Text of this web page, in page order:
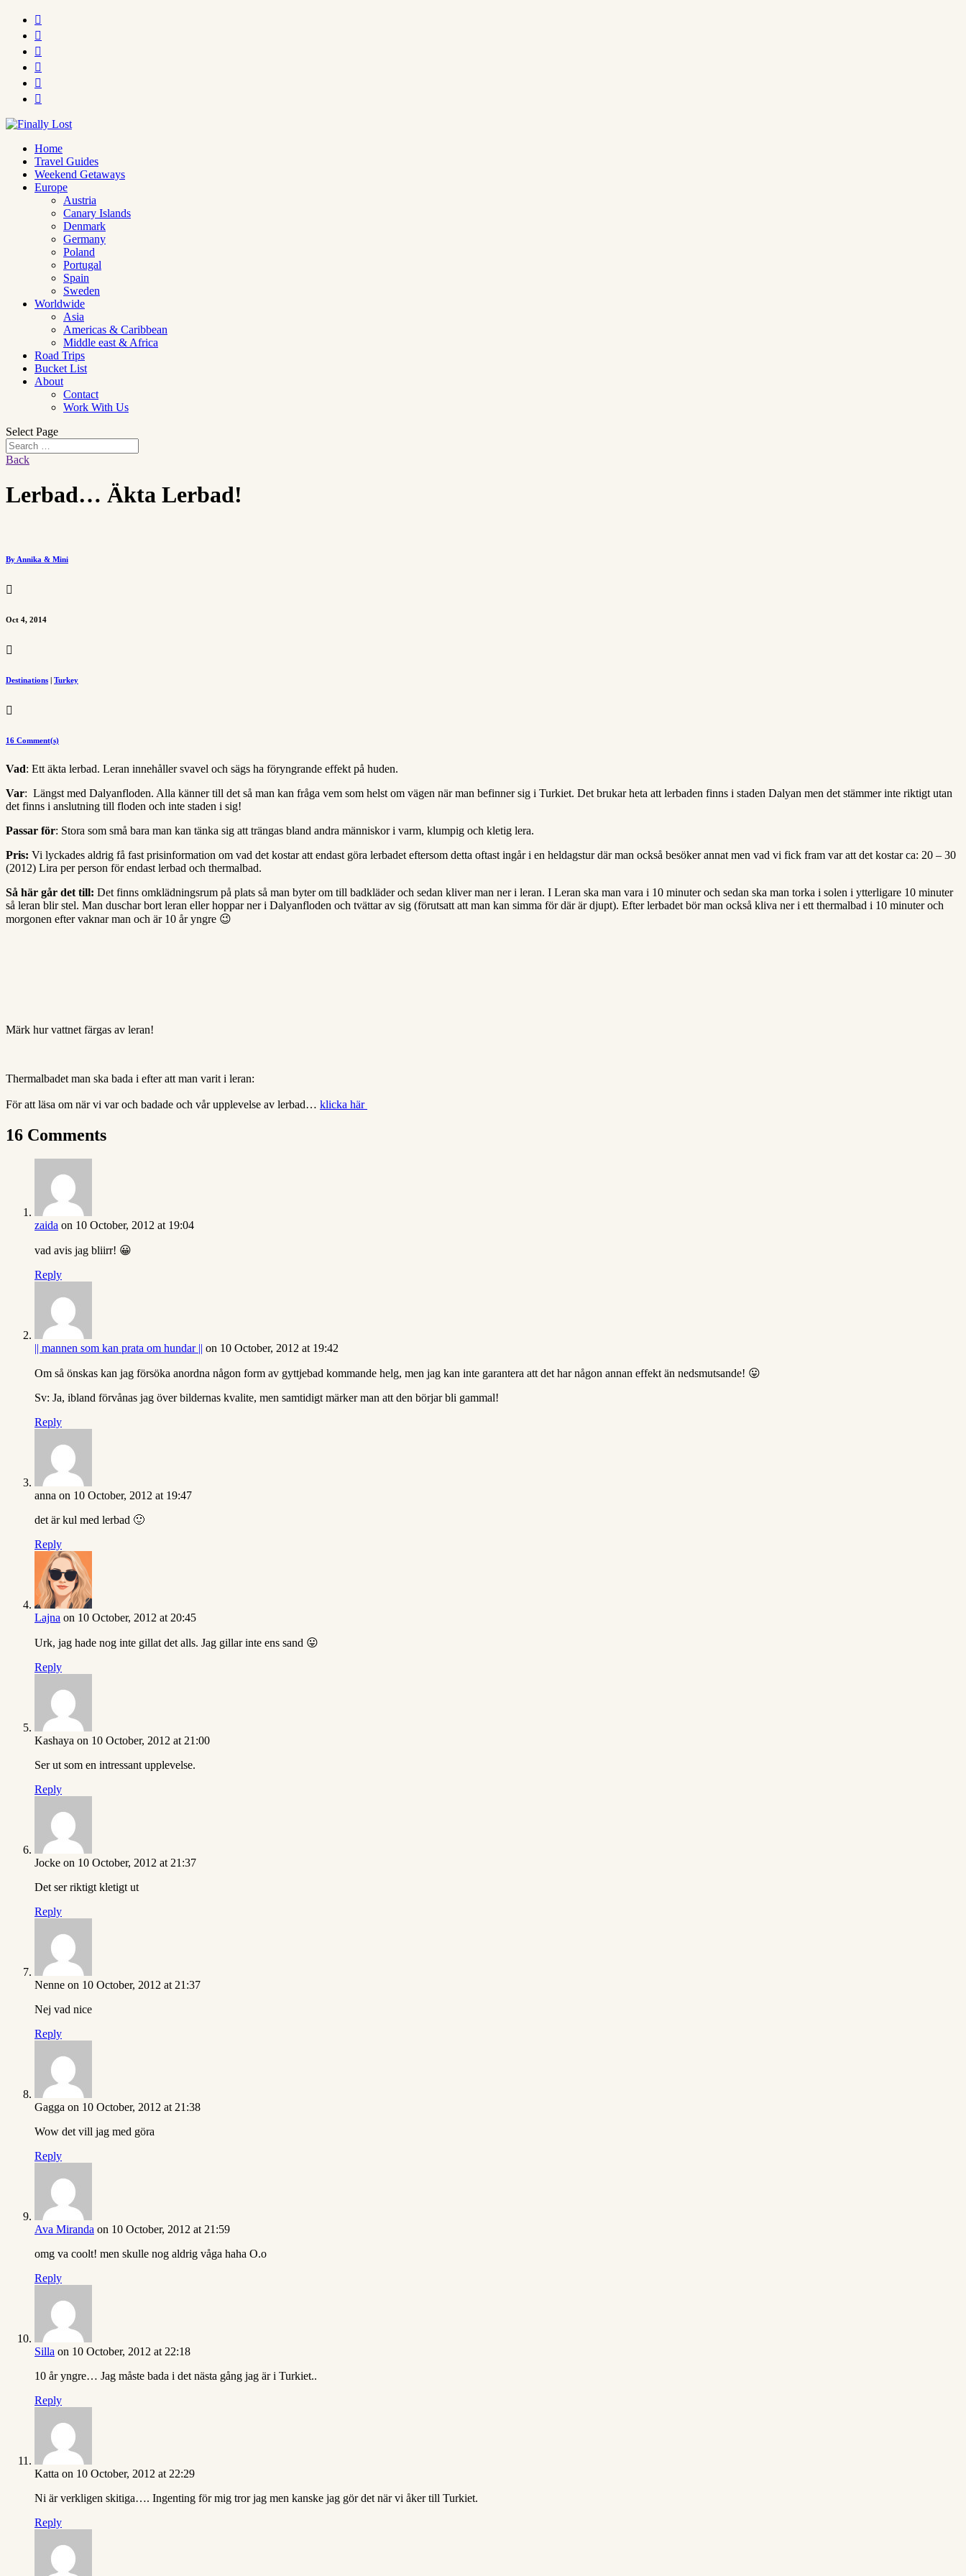






Home
Travel Guides
Weekend Getaways
Europe
Austria
Canary Islands
Denmark
Germany
Poland
Portugal
Spain
Sweden
Worldwide
Asia
Americas & Caribbean
Middle east & Africa
Road Trips
Bucket List
About
Contact
Work With Us
Select Page
Back
Lerbad… Äkta Lerbad!
By Annika & Mini

Oct 4, 2014

Destinations | Turkey

16 Comment(s)
Vad: Ett äkta lerbad. Leran innehåller svavel och sägs ha föryngrande effekt på huden.
Var: Längst med Dalyanfloden. Alla känner till det så man kan fråga vem som helst om vägen när man befinner sig i Turkiet. Det brukar heta att lerbaden finns i staden Dalyan men det stämmer inte riktigt utan
det finns i anslutning till floden och inte staden i sig!
Passar för: Stora som små bara man kan tänka sig att trängas bland andra människor i varm, klumpig och kletig lera.
Pris: Vi lyckades aldrig få fast prisinformation om vad det kostar att endast göra lerbadet eftersom detta oftast ingår i en heldagstur där man också besöker annat men vad vi fick fram var att det kostar ca: 20 – 30
(2012) Lira per person för endast lerbad och thermalbad.
Så här går det till: Det finns omklädningsrum på plats så man byter om till badkläder och sedan kliver man ner i leran. I Leran ska man vara i 10 minuter och sedan ska man torka i solen i ytterligare 10 minuter
så leran blir stel. Man duschar bort leran eller hoppar ner i Dalyanfloden och tvättar av sig (förutsatt att man kan simma för där är djupt). Efter lerbadet bör man också kliva ner i ett thermalbad i 10 minuter och
morgonen efter vaknar man och är 10 år yngre 😉
Märk hur vattnet färgas av leran!
Thermalbadet man ska bada i efter att man varit i leran:
För att läsa om när vi var och badade och vår upplevelse av lerbad… klicka här
16 Comments
zaida on 10 October, 2012 at 19:04
vad avis jag bliirr! 😀
Reply
|| mannen som kan prata om hundar || on 10 October, 2012 at 19:42
Om så önskas kan jag försöka anordna någon form av gyttjebad kommande helg, men jag kan inte garantera att det har någon annan effekt än nedsmutsande! 😛
Sv: Ja, ibland förvånas jag över bildernas kvalite, men samtidigt märker man att den börjar bli gammal!
Reply
anna on 10 October, 2012 at 19:47
det är kul med lerbad 🙂
Reply
Lajna on 10 October, 2012 at 20:45
Urk, jag hade nog inte gillat det alls. Jag gillar inte ens sand 😛
Reply
Kashaya on 10 October, 2012 at 21:00
Ser ut som en intressant upplevelse.
Reply
Jocke on 10 October, 2012 at 21:37
Det ser riktigt kletigt ut
Reply
Nenne on 10 October, 2012 at 21:37
Nej vad nice
Reply
Gagga on 10 October, 2012 at 21:38
Wow det vill jag med göra
Reply
Ava Miranda on 10 October, 2012 at 21:59
omg va coolt! men skulle nog aldrig våga haha O.o
Reply
Silla on 10 October, 2012 at 22:18
10 år yngre… Jag måste bada i det nästa gång jag är i Turkiet..
Reply
Katta on 10 October, 2012 at 22:29
Ni är verkligen skitiga…. Ingenting för mig tror jag men kanske jag gör det när vi åker till Turkiet.
Reply